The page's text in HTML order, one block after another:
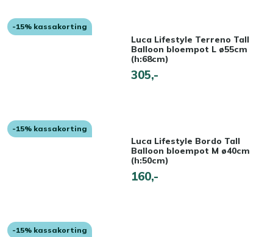
-15% kassakorting
Luca Lifestyle Terreno Tall
Balloon bloempot L ø55cm
(h:68cm)
305,-
-15% kassakorting
Luca Lifestyle Bordo Tall
Balloon bloempot M ø40cm
(h:50cm)
160,-
-15% kassakorting